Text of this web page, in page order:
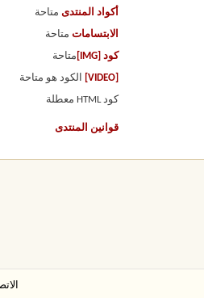
أكواد المنتدى متاحة
الابتسامات متاحة
كود [IMG] متاحة
الكود هو متاحة
كود HTML معطلة
قوانين المنتدى